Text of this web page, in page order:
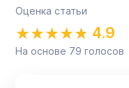
Оценка статьи
4.9
На основе 79 голосов